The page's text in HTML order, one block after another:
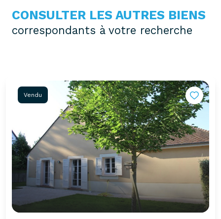
CONSULTER LES AUTRES BIENS
correspondants à votre recherche
Vendu